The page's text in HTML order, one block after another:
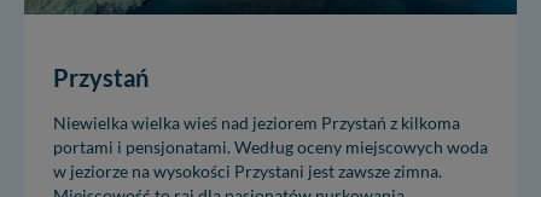
Przystań
Niewielka wielka wieś nad jeziorem Przystań z kilkoma
portami i pensjonatami. Według oceny miejscowych woda
w jeziorze na wysokości Przystani jest zawsze zimna.